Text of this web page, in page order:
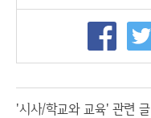
'시사/학교와 교육' 관련 글